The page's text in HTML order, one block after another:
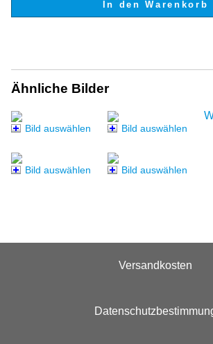
Ähnliche Bilder
Bild auswählen Bild auswählen
Bild auswählen Bild auswählen
Versandkosten